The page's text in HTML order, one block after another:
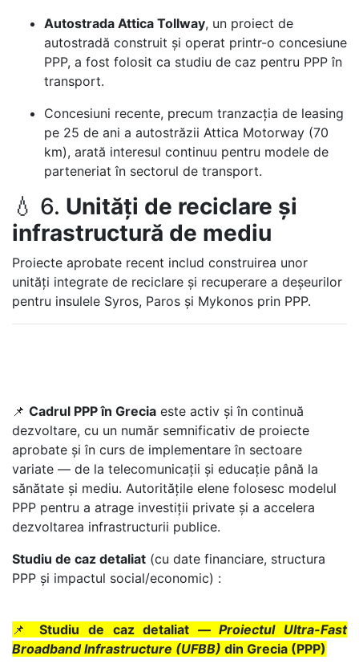
Autostrada Attica Tollway, un proiect de
autostradă construit și operat printr-o concesiune
PPP, a fost folosit ca studiu de caz pentru PPP în
transport.
Concesiuni recente, precum tranzacția de leasing
pe 25 de ani a autostrăzii Attica Motorway (70
km), arată interesul continuu pentru modele de
parteneriat în sectorul de transport.
💧 6. Unități de reciclare și
infrastructură de mediu
Proiecte aprobate recent includ construirea unor
unități integrate de reciclare și recuperare a deșeurilor
pentru insulele Syros, Paros și Mykonos prin PPP.
📌 Cadrul PPP în Grecia este activ și în continuă
dezvoltare, cu un număr semnificativ de proiecte
aprobate și în curs de implementare în sectoare
variate — de la telecomunicații și educație până la
sănătate și mediu. Autoritățile elene folosesc modelul
PPP pentru a atrage investiții private și a accelera
dezvoltarea infrastructurii publice.
Studiu de caz detaliat (cu date financiare, structura
PPP și impactul social/economic) :
📌Studiu de caz detaliat —Proiectul Ultra-Fast
Broadband Infrastructure (UFBB) din Grecia (PPP)